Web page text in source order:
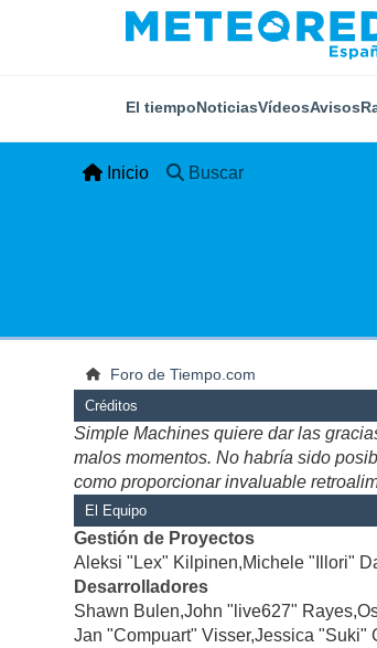
El tiempoNoticiasVídeosAvisos
Inicio Buscar
Foro de Tiempo.com
Créditos
Simple Machines quiere dar las
malos momentos. No habría sido
como proporcionar invaluable
El Equipo
Gestión de Proyectos
Aleksi "Lex" Kilpinen,Michele "Illori"
Desarrolladores
Shawn Bulen,John "live627"
Jan "Compuart" Visser,Jessica